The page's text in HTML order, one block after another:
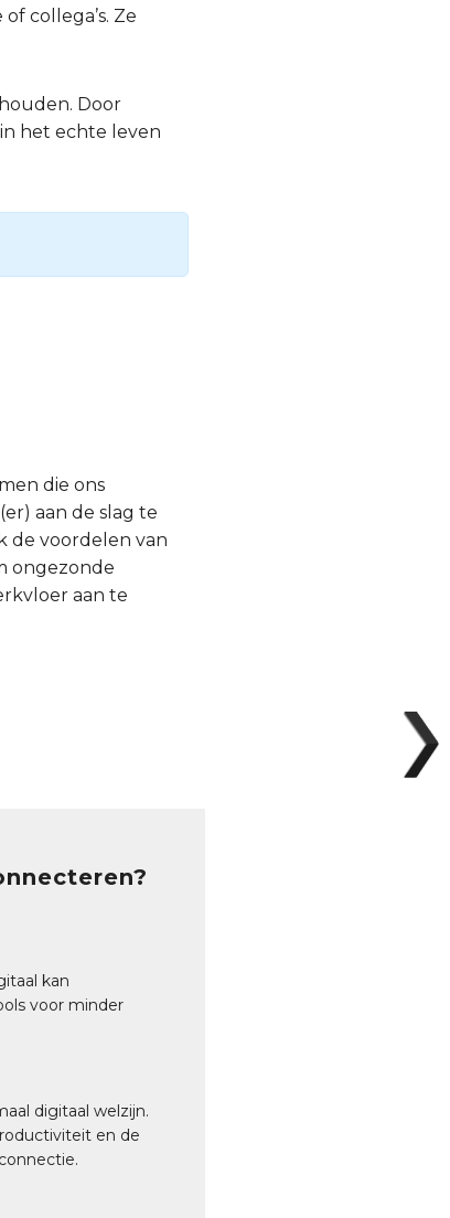
collega’s. Ze
Door
het echte leven
die ons
aan de slag te
de voordelen van
ongezonde
aan te
kan
voor minder
digitaal welzijn.
en de